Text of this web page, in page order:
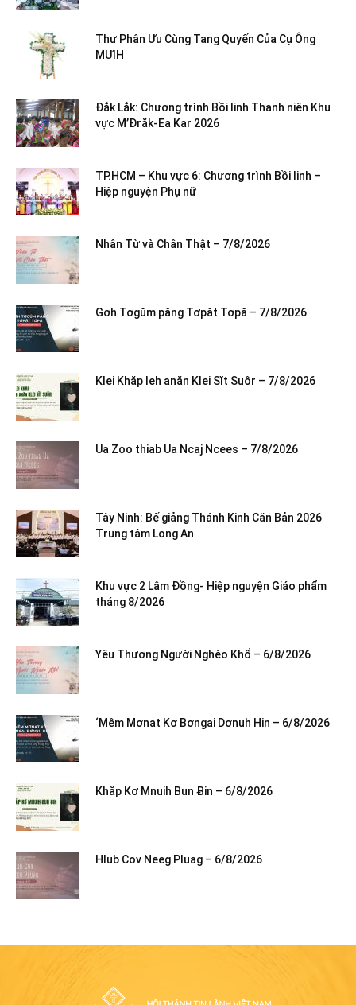
Thư Phân Ưu Cùng Tang Quyến Của Cụ Ông
MƯIH
Đắk Lắk: Chương trình Bồi linh Thanh niên Khu
vực M’Đrắk-Ea Kar 2026
TP.HCM – Khu vực 6: Chương trình Bồi linh –
Hiệp nguyện Phụ nữ
Nhân Từ và Chân Thật – 7/8/2026
Gơh Tơgŭm păng Tơpăt Tơpă – 7/8/2026
Klei Khăp leh anăn Klei Sĭt Suôr – 7/8/2026
Ua Zoo thiab Ua Ncaj Ncees – 7/8/2026
Tây Ninh: Bế giảng Thánh Kinh Căn Bản 2026
Trung tâm Long An
Khu vực 2 Lâm Đồng- Hiệp nguyện Giáo phẩm
tháng 8/2026
Yêu Thương Người Nghèo Khổ – 6/8/2026
‘Mêm Mơnat Kơ Bơngai Dơnuh Hin – 6/8/2026
Khăp Kơ Mnuih Bun Ƀin – 6/8/2026
Hlub Cov Neeg Pluag – 6/8/2026